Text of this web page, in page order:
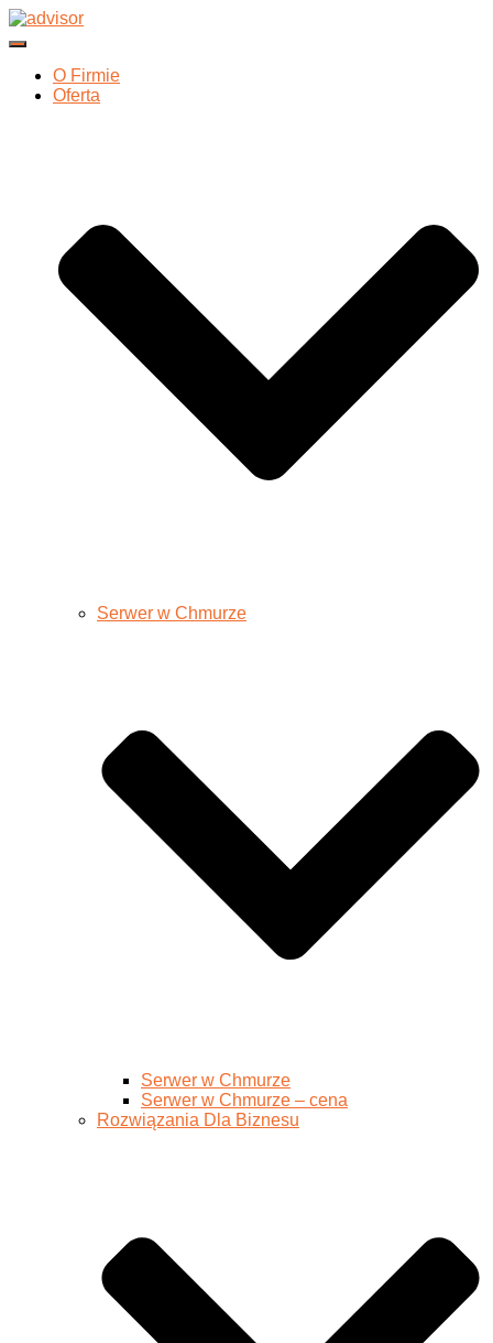
Przełącz Nawigację
O Firmie
Oferta
Serwer w Chmurze
Serwer w Chmurze
Serwer w Chmurze – cena
Rozwiązania Dla Biznesu